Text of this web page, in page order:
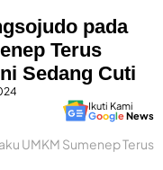
pada
Terus
Sedang Cuti
Ikuti Kami
GoogleNews
UMKM Sumenep Terus